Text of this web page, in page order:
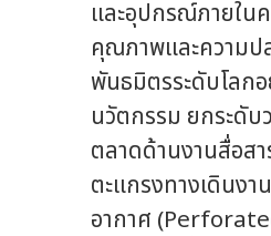
และอุปกรณ์ภายใน
คุณภาพและความป
พันธมิตรระดับโลก
นวัตกรรม ยกระดับ
ตลาดด้านงานสื่อส
ตะแกรงทางเดินงา
อากาศ